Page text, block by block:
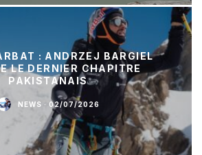
: ANDRZEJ BARGIEL
LE DERNIER CHAPITRE
PAKISTANAIS
NEWS · 02/07/2026